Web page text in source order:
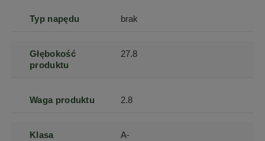
Typ napędu brak
Głębokość
produktu
27.8
Waga produktu 2.8
Klasa A-